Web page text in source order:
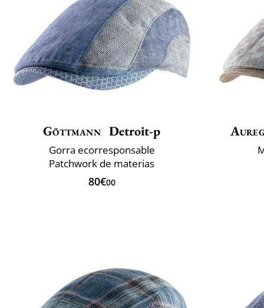
Göttmann Detroit-p
Gorra ecorresponsable
Patchwork de materias
80€00